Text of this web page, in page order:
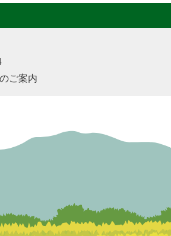
ご案内